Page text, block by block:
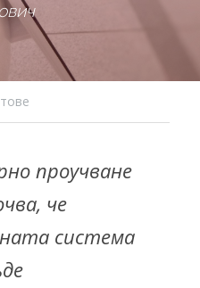
проучване
че
система